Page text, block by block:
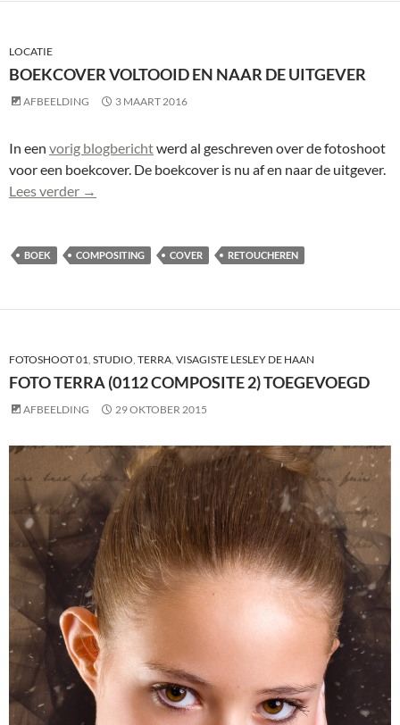
LOCATIE
BOEKCOVER VOLTOOID EN NAAR DE UITGEVER
AFBEELDING 3 MAART 2016
In een vorig blogberichtwerd al geschreven over de fotoshoot
voor een boekcover. De boekcover is nu af en naar de uitgever.
Lees verder Boekcover voltooid en naar de uitgever
→
BOEK COMPOSITING COVER RETOUCHEREN
FOTOSHOOT 01, STUDIO, TERRA, VISAGISTE LESLEY DE HAAN
FOTO TERRA (0112 COMPOSITE 2) TOEGEVOEGD
AFBEELDING 29 OKTOBER 2015